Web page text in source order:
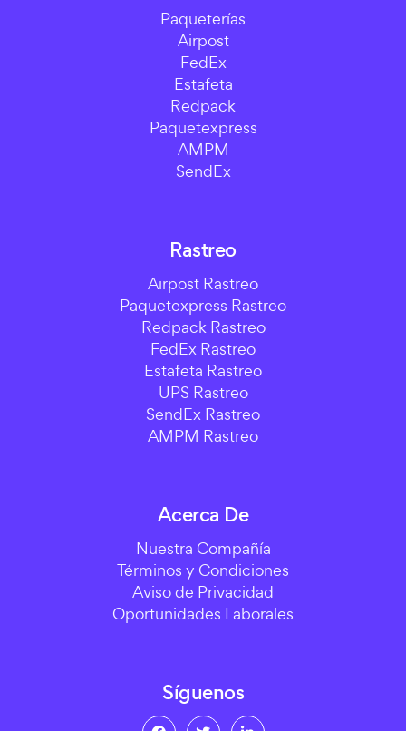
Paqueterías
Airpost
FedEx
Estafeta
Redpack
Paquetexpress
AMPM
SendEx
Rastreo
Airpost Rastreo
Paquetexpress Rastreo
Redpack Rastreo
FedEx Rastreo
Estafeta Rastreo
UPS Rastreo
SendEx Rastreo
AMPM Rastreo
Acerca De
Nuestra Compañía
Términos y Condiciones
Aviso de Privacidad
Oportunidades Laborales
Síguenos